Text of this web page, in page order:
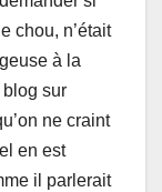
chou, n’était
à la
blog sur
ne craint
en est
il parlerait